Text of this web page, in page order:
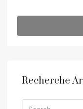
Recherche